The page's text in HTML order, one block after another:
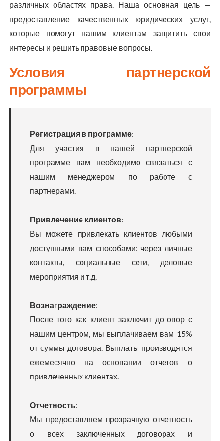
различных областях права. Наша основная цель —
предоставление качественных юридических услуг,
которые помогут нашим клиентам защитить свои
интересы и решить правовые вопросы.
Условия партнерской
программы
Регистрация в программе:
Для участия в нашей партнерской
программе вам необходимо связаться с
нашим менеджером по работе с
партнерами.
Привлечение клиентов:
Вы можете привлекать клиентов любыми
доступными вам способами: через личные
контакты, социальные сети, деловые
мероприятия и т.д.
Вознаграждение:
После того как клиент заключит договор с
нашим центром, мы выплачиваем вам 15%
от суммы договора. Выплаты производятся
ежемесячно на основании отчетов о
привлеченных клиентах.
Отчетность:
Мы предоставляем прозрачную отчетность
о всех заключенных договорах и